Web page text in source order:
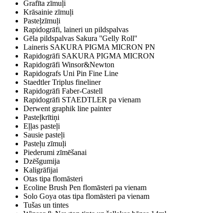
Grafīta zīmuļi
Krāsainie zīmuļi
Pasteļzīmuļi
Rapidogrāfi, laineri un pildspalvas
Gēla pildspalvas Sakura ''Gelly Roll''
Laineris SAKURA PIGMA MICRON PN
Rapidogrāfi SAKURA PIGMA MICRON
Rapidogrāfi Winsor&Newton
Rapidografs Uni Pin Fine Line
Staedtler Triplus fineliner
Rapidogrāfi Faber-Castell
Rapidogrāfi STAEDTLER pa vienam
Derwent graphik line painter
Pasteļkrītiņi
Eļļas pasteļi
Sausie pasteļi
Pasteļu zīmuļi
Piederumi zīmēšanai
Dzēšgumija
Kaligrāfijai
Otas tipa flomāsteri
Ecoline Brush Pen flomāsteri pa vienam
Solo Goya otas tipa flomāsteri pa vienam
Tušas un tintes